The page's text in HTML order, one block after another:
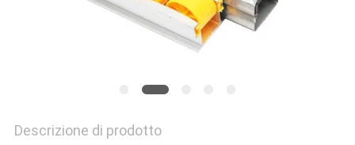
Descrizione di prodotto